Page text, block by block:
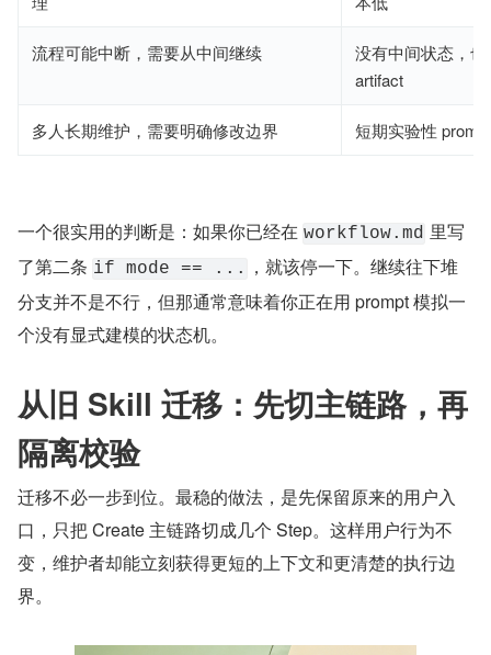
流程可能中断，需要从中间继续
没有中间状态，
artifact
多人长期维护，需要明确修改边界 短期实验性 prompt
一个很实用的判断是：如果你已经在 workflow.md 里写
了第二条 if mode == ...
，就该停一下。继续往下堆
分支并不是不行，但那通常意味着你正在用 prompt 模拟一
个没有显式建模的状态机。
从旧 Skill 迁移：先切主链路，再
隔离校验
迁移不必一步到位。最稳的做法，是先保留原来的用户入
口，只把 Create 主链路切成几个 Step。这样用户行为不
变，维护者却能立刻获得更短的上下文和更清楚的执行边
界。